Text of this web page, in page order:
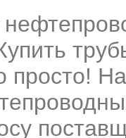
просто!